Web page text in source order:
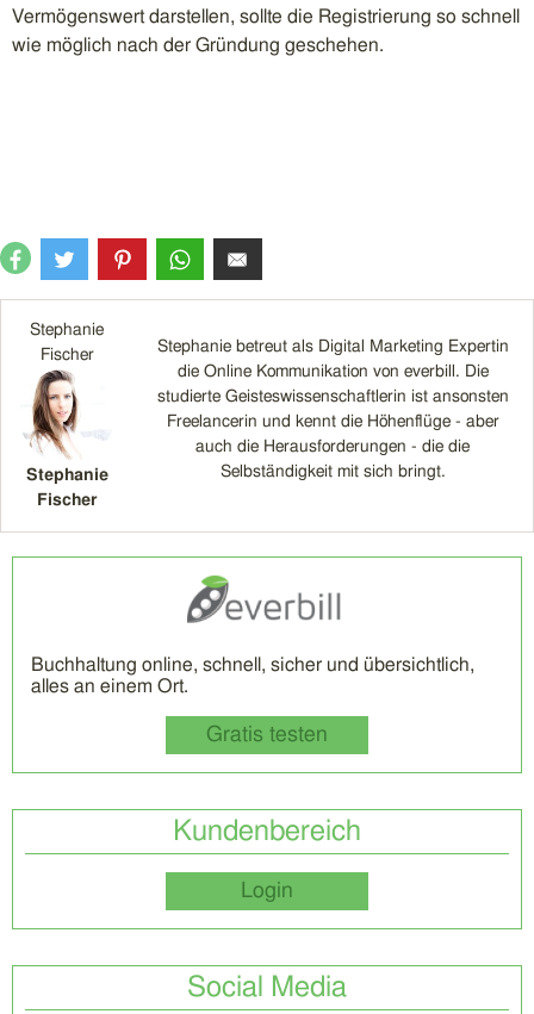
Vermögenswert darstellen, sollte die Registrierung so schnell
wie möglich nach der Gründung geschehen.
Stephanie
Fischer
Stephanie
Fischer
Stephanie betreut als Digital Marketing Expertin
die Online Kommunikation von everbill. Die
studierte Geisteswissenschaftlerin ist ansonsten
Freelancerin und kennt die Höhenflüge - aber
auch die Herausforderungen - die die
Selbständigkeit mit sich bringt.
Buchhaltung online, schnell, sicher und übersichtlich,
alles an einem Ort.
Gratis testen
Kundenbereich
Login
Social Media